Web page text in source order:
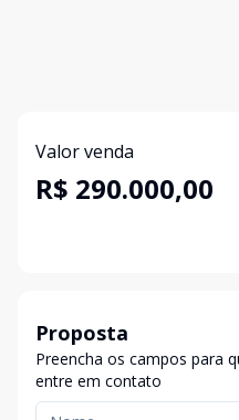
Valor venda
R$ 290.000,00
Proposta
Preencha os campos para
entre em contato